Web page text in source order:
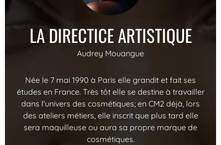
LA DIRECTICE ARTISTIQUE
Audrey Mouangue
Née le 7 mai 1990 à Paris elle grandit et fait ses
études en France. Très tôt elle se destine à travailler
dans l'univers des cosmétiques; en CM2 déjà, lors
des ateliers métiers, elle inscrit que plus tard elle
sera maquilleuse ou aura sa propre marque de
cosmétiques.